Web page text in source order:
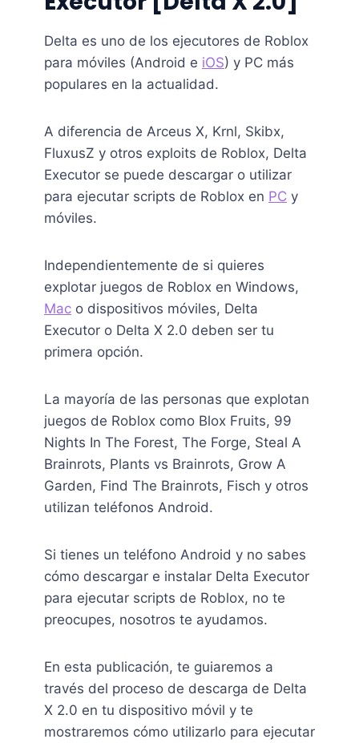
Delta es uno de los ejecutores de Roblox
para móviles (Android e iOS) y PC más
populares en la actualidad.
A diferencia de Arceus X, Krnl, Skibx,
FluxusZ y otros exploits de Roblox, Delta
Executor se puede descargar o utilizar
para ejecutar scripts de Roblox en PC y
móviles.
Independientemente de si quieres
explotar juegos de Roblox en Windows,
Mac o dispositivos móviles, Delta
Executor o Delta X 2.0 deben ser tu
primera opción.
La mayoría de las personas que explotan
juegos de Roblox como Blox Fruits, 99
Nights In The Forest, The Forge, Steal A
Brainrots, Plants vs Brainrots, Grow A
Garden, Find The Brainrots, Fisch y otros
utilizan teléfonos Android.
Si tienes un teléfono Android y no sabes
cómo descargar e instalar Delta Executor
para ejecutar scripts de Roblox, no te
preocupes, nosotros te ayudamos.
En esta publicación, te guiaremos a
través del proceso de descarga de Delta
X 2.0 en tu dispositivo móvil y te
mostraremos cómo utilizarlo para ejecutar